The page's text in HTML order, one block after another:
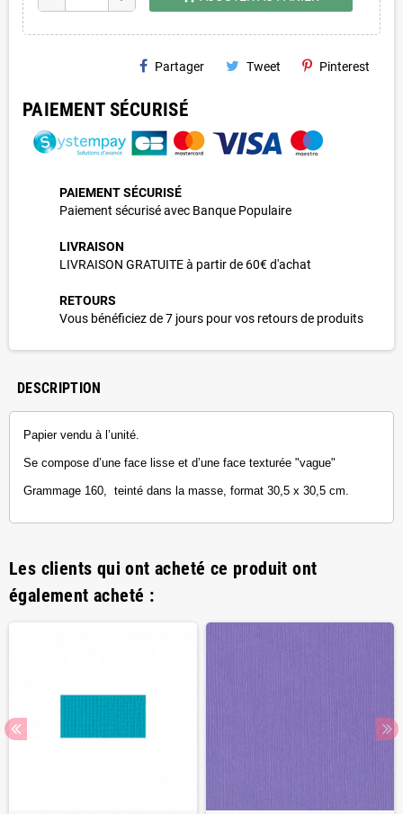
Partager Tweet Pinterest
PAIEMENT SÉCURISÉ
PAIEMENT SÉCURISÉ
Paiement sécurisé avec Banque Populaire
LIVRAISON
LIVRAISON GRATUITE à partir de 60€ d'achat
RETOURS
Vous bénéficiez de 7 jours pour vos retours de produits
DESCRIPTION
Papier vendu à l’unité.
Se compose d’une face lisse et d’une face texturée "vague"
Grammage 160, teinté dans la masse, format 30,5 x 30,5 cm.
Les clients qui ont acheté ce produit ont
également acheté :